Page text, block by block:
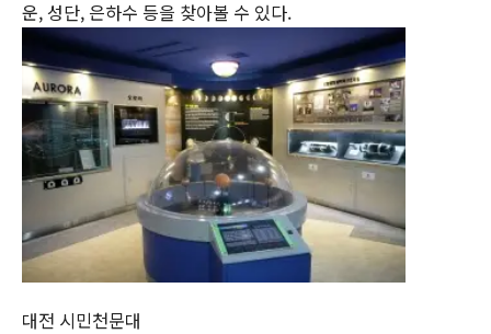
운, 성단, 은하수 등을 찾아볼 수 있다.
대전 시민천문대